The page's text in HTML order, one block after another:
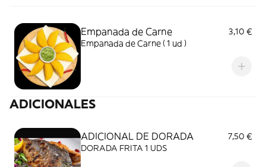
Empanada de Carne
3,10 €
Empanada de Carne ( 1 ud )
ADICIONALES
ADICIONAL DE DORADA
7,50 €
DORADA FRITA 1 UDS